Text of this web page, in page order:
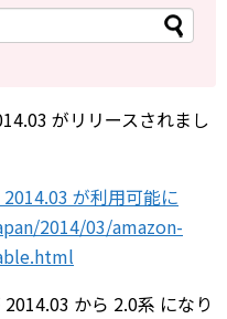
がリリースされまし
2014.03 が利用可能に
2014/03/amazon-
から 2.0系 になり